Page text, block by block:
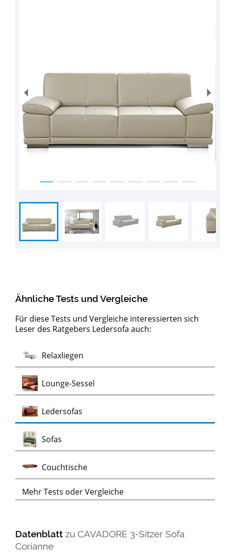
Ähnliche Tests und Vergleiche
Für diese Tests und Vergleiche interessierten sich
Leser des Ratgebers Ledersofa auch:
Relaxliegen
Lounge-Sessel
Ledersofas
Sofas
CouchtischeTest
Lowboards
SideboardsTest
Kommoden
Barock
KommodenTest
ClubsesselTest
MöbelklassikerTest
SchaukelstühleTest
VitrinenTest
Wohnwände
ChaiselonguesTest
Vintage SesselTest
Mehr Tests oder Vergleiche
DatenblattzuCAVADORE 3-Sitzer Sofa
Corianne